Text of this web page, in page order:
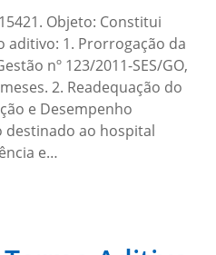
Objeto: Constitui
1. Prorrogação da
nº 123/2011-SES/GO,
2. Readequação do
e Desempenho
destinado ao hospital
e…